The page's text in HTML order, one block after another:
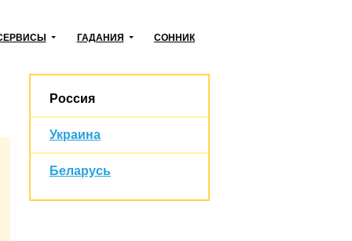
ГАДАНИЯ СОННИК
Россия
Украина
Беларусь